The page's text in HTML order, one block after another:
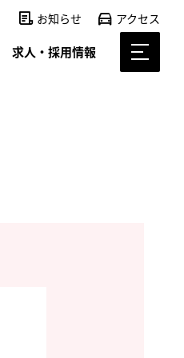
お知らせ アクセス
求人・採用情報